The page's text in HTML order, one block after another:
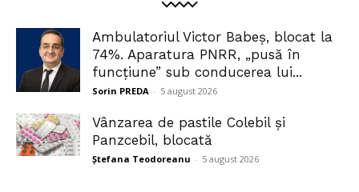
Ambulatoriul Victor Babeș, blocat la
74%. Aparatura PNRR, „pusă în
funcțiune” sub conducerea lui...
Sorin PREDA - 5 august 2026
Vânzarea de pastile Colebil și
Panzcebil, blocată
Ștefana Teodoreanu - 5 august 2026